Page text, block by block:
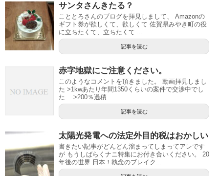
サンタさんきたる？
こととろさんのブログを拝見しまして、 Amazonの
ギフト券が欲しくて、欲しくて 佐賀県みやき町の役
に立ちたくて、立ちたくて ...
記事を読む
赤字地獄にご注意ください。
このようなコメントを頂きました。 動画拝見しまし
た >1kwあたり年間1350くらいの案件で交渉中でし
た… >200％過積...
記事を読む
太陽光発電への法定外目的税はおかしい
書きたい記事がどんどん溜まってしまってアレです
が もうしばらくナニ特集にお付き合いください。 20
年後の世界 日本！執念のブレイク...